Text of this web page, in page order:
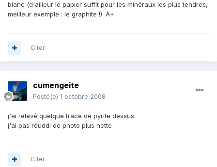
blanc (d'ailleur le papier suffit pour les minéraux les plus tendres,
meilleur exemple : le graphite !). À+
Citer
cumengeite
Posté(e) 1 octobre 2008
j'ai relevé quelque trace de pyrite dessus
j'ai pas réuddi de photo plus nette
Citer